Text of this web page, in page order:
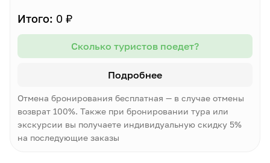
Итого: 0 ₽
Сколько туристов поедет?
Подробнее
Отмена бронирования бесплатная — в случае отмены
возврат 100%. Также при бронировании тура или
экскурсии вы получаете индивидуальную скидку 5%
на последующие заказы